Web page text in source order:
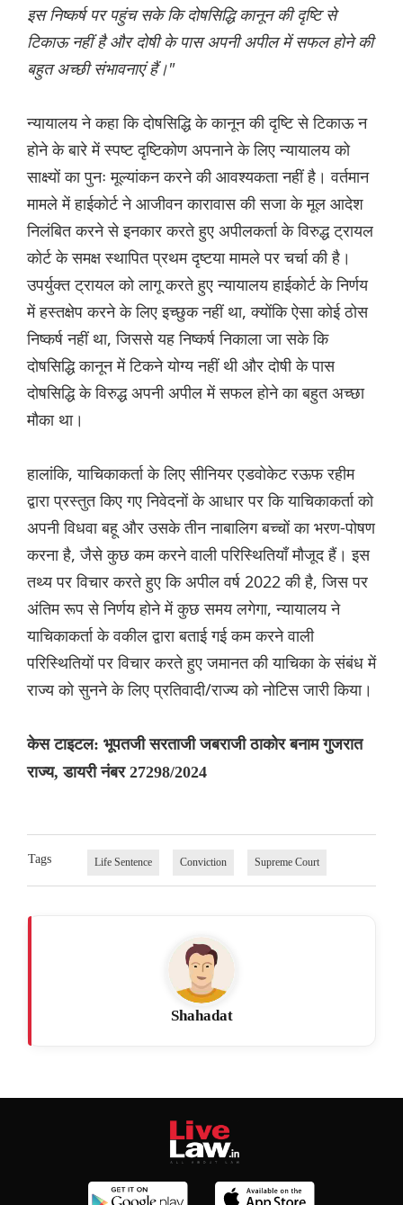
इस निष्कर्ष पर पहुंच सके कि दोषसिद्धि कानून की दृष्टि से
टिकाऊ नहीं है और दोषी के पास अपनी अपील में सफल होने की
बहुत अच्छी संभावनाएं हैं।"
न्यायालय ने कहा कि दोषसिद्धि के कानून की दृष्टि से टिकाऊ न
होने के बारे में स्पष्ट दृष्टिकोण अपनाने के लिए न्यायालय को
साक्ष्यों का पुनः मूल्यांकन करने की आवश्यकता नहीं है। वर्तमान
मामले में हाईकोर्ट ने आजीवन कारावास की सजा के मूल आदेश
निलंबित करने से इनकार करते हुए अपीलकर्ता के विरुद्ध ट्रायल
कोर्ट के समक्ष स्थापित प्रथम दृष्टया मामले पर चर्चा की है।
उपर्युक्त ट्रायल को लागू करते हुए न्यायालय हाईकोर्ट के निर्णय
में हस्तक्षेप करने के लिए इच्छुक नहीं था, क्योंकि ऐसा कोई ठोस
निष्कर्ष नहीं था, जिससे यह निष्कर्ष निकाला जा सके कि
दोषसिद्धि कानून में टिकने योग्य नहीं थी और दोषी के पास
दोषसिद्धि के विरुद्ध अपनी अपील में सफल होने का बहुत अच्छा
मौका था।
हालांकि, याचिकाकर्ता के लिए सीनियर एडवोकेट रऊफ रहीम
द्वारा प्रस्तुत किए गए निवेदनों के आधार पर कि याचिकाकर्ता को
अपनी विधवा बहू और उसके तीन नाबालिग बच्चों का भरण-पोषण
करना है, जैसे कुछ कम करने वाली परिस्थितियाँ मौजूद हैं। इस
तथ्य पर विचार करते हुए कि अपील वर्ष 2022 की है, जिस पर
अंतिम रूप से निर्णय होने में कुछ समय लगेगा, न्यायालय ने
याचिकाकर्ता के वकील द्वारा बताई गई कम करने वाली
परिस्थितियों पर विचार करते हुए जमानत की याचिका के संबंध में
राज्य को सुनने के लिए प्रतिवादी/राज्य को नोटिस जारी किया।
केस टाइटल: भूपतजी सरताजी जबराजी ठाकोर बनाम गुजरात
राज्य, डायरी नंबर 27298/2024
Tags Life Sentence Conviction Supreme Court
Shahadat